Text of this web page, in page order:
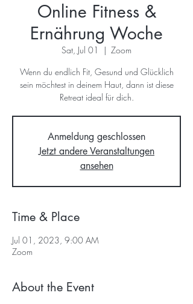
Online Fitness &
Ernährung Woche
Sat, Jul 01
  |
Zoom
Wenn du endlich Fit, Gesund und Glücklich
sein möchtest in deinem Haut, dann ist diese
Retreat ideal für dich.
Anmeldung geschlossen
Jetzt andere Veranstaltungen
ansehen
Time & Place
Jul 01, 2023, 9:00 AM
Zoom
About the Event